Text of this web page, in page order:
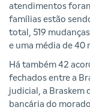
atendimentos
famílias estão
total, 519
e uma média de 40
Há também 42
fechados entre a
judicial, a Braskem
bancária do